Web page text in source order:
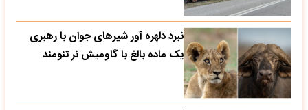
نبرد دلهره آور شیرهای جوان با رهبری
یک ماده بالغ با گاومیش نر تنومند